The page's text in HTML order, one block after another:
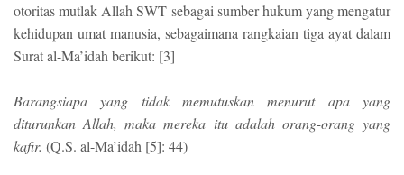
otoritas mutlak Allah SWT sebagai sumber hukum yang mengatur
kehidupan umat manusia, sebagaimana rangkaian tiga ayat dalam
Surat al-Ma’idah berikut: [3]
Barangsiapa yang tidak memutuskan menurut apa yang
diturunkan Allah, maka mereka itu adalah orang-orang yang
kafir. (Q.S. al-Ma’idah [5]: 44)